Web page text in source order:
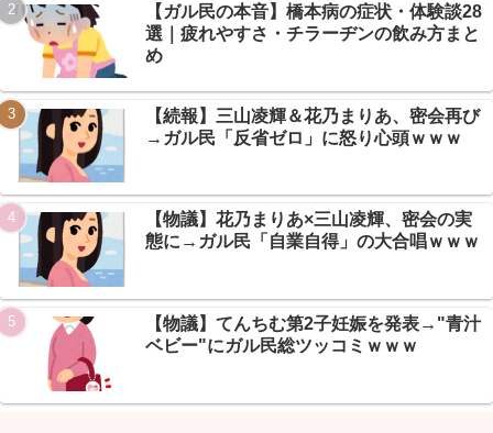
Powered by livedoor 相互RSS
【悲報】男の理想体重80kg論争→VIPPERの結論「デブは100kg
から」ｗｗｗ
NEW!
【速報】 NHKの性被害問題、性加害した番組出演者が衝撃告白！
NEW!
Powered by livedoor 相互RSS
【ガル民の本音】橋本病の症状・体験談28
選｜疲れやすさ・チラーヂンの飲み方まと
め
【続報】三山凌輝＆花乃まりあ、密会再び
→ガル民「反省ゼロ」に怒り心頭ｗｗｗ
【物議】花乃まりあ×三山凌輝、密会の実
態に→ガル民「自業自得」の大合唱ｗｗｗ
【物議】てんちむ第2子妊娠を発表→"青汁
ベビー"にガル民総ツッコミｗｗｗ